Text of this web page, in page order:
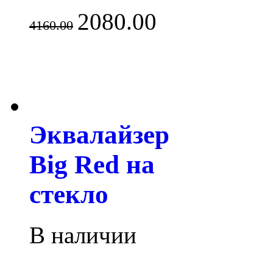
4160.00 2080.00
Эквалайзер
Big Red на
стекло
В наличии